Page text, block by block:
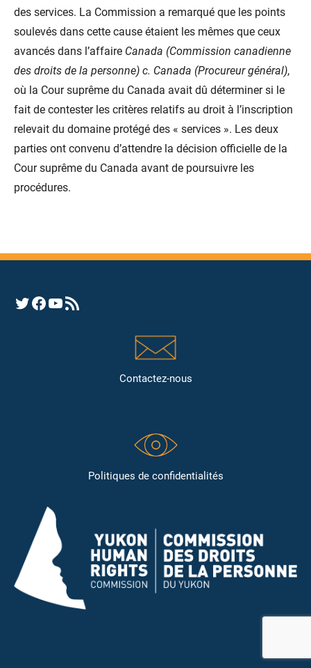
des services. La Commission a remarqué que les points
soulevés dans cette cause étaient les mêmes que ceux
avancés dans l’affaire Canada (Commission canadienne
des droits de la personne) c. Canada (Procureur général),
où la Cour suprême du Canada avait dû déterminer si le
fait de contester les critères relatifs au droit à l’inscription
relevait du domaine protégé des « services ». Les deux
parties ont convenu d’attendre la décision officielle de la
Cour suprême du Canada avant de poursuivre les
procédures.
Opens YHRC Twitter feed Opens the YHRC Facebook page Opens the YHRC YouTube channel Opens a YHRC RSS news feed
Contactez-nous
Politiques de confidentialités